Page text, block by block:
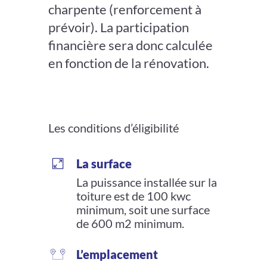
charpente (renforcement à
prévoir). La participation
financière sera donc calculée
en fonction de la rénovation.
Les conditions d’éligibilité
La surface
La puissance installée sur la
toiture est de 100 kwc
minimum, soit une surface
de 600 m2 minimum.
L’emplacement